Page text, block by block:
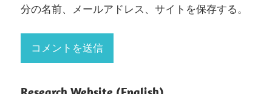
分の名前、メールアドレス、サイトを保存する。